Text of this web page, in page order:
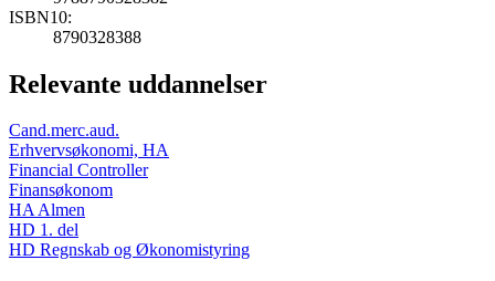
ISBN10:
8790328388
Relevante uddannelser
Cand.merc.aud.
Erhvervsøkonomi, HA
Financial Controller
Finansøkonom
HA Almen
HD 1. del
HD Regnskab og Økonomistyring